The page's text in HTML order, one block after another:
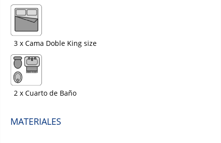
3 x Cama Doble King size
2 x Cuarto de Baño
MATERIALES